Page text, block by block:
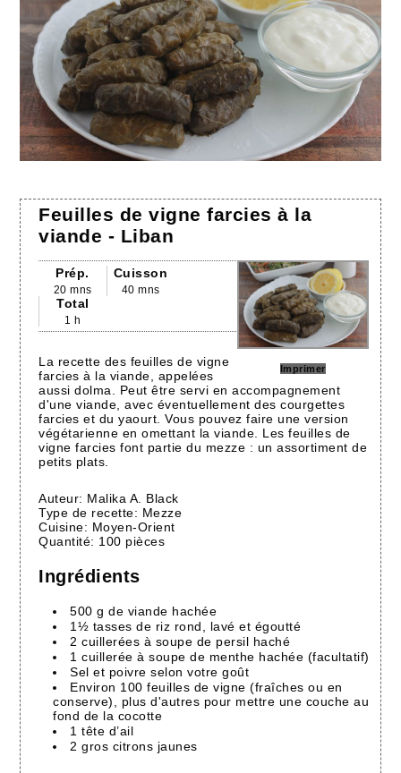
Feuilles de vigne farcies à la
viande - Liban
Imprimer
Prép.
20 mns
Cuisson
40 mns
Total
1 h
La recette des feuilles de vigne
farcies à la viande, appelées
aussi dolma. Peut être servi en accompagnement
d'une viande, avec éventuellement des courgettes
farcies et du yaourt. Vous pouvez faire une version
végétarienne en omettant la viande. Les feuilles de
vigne farcies font partie du mezze : un assortiment de
petits plats.
Auteur: Malika A. Black
Type de recette: Mezze
Cuisine: Moyen-Orient
Quantité: 100 pièces
Ingrédients
500 g de viande hachée
1½ tasses de riz rond, lavé et égoutté
2 cuillerées à soupe de persil haché
1 cuillerée à soupe de menthe hachée (facultatif)
Sel et poivre selon votre goût
Environ 100 feuilles de vigne (fraîches ou en
conserve), plus d'autres pour mettre une couche au
fond de la cocotte
1 tête d’ail
2 gros citrons jaunes